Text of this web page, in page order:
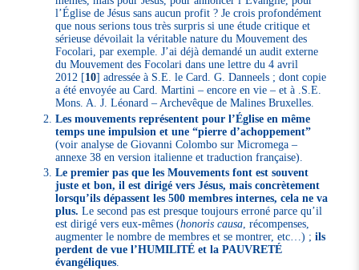
l’Église de Jésus sans aucun profit ? Je crois profondément
que nous serions tous très surpris si une étude critique et
sérieuse dévoilait la véritable nature du Mouvement des
Focolari, par exemple. J’ai déjà demandé un audit externe
du Mouvement des Focolari dans une lettre du 4 avril
2012 [10] adressée à S.E. le Card. G. Danneels ; dont copie
a été envoyée au Card. Martini – encore en vie – et à .S.E.
Mons. A. J. Léonard – Archevêque de Malines Bruxelles.
Les mouvements représentent pour l’Église en même
temps une impulsion et une “pierre d’achoppement”
(voir analyse de Giovanni Colombo sur Micromega –
annexe 38 en version italienne et traduction française).
Le premier pas que les Mouvements font est souvent
juste et bon, il est dirigé vers Jésus, mais concrètement
lorsqu’ils dépassent les 500 membres internes, cela ne va
plus. Le second pas est presque toujours erroné parce qu’il
est dirigé vers eux-mêmes (honoris causa, récompenses,
augmenter le nombre de membres et se montrer, etc…) ;ils
perdent de vue l’HUMILITÉ et la PAUVRETÉ
évangéliques.